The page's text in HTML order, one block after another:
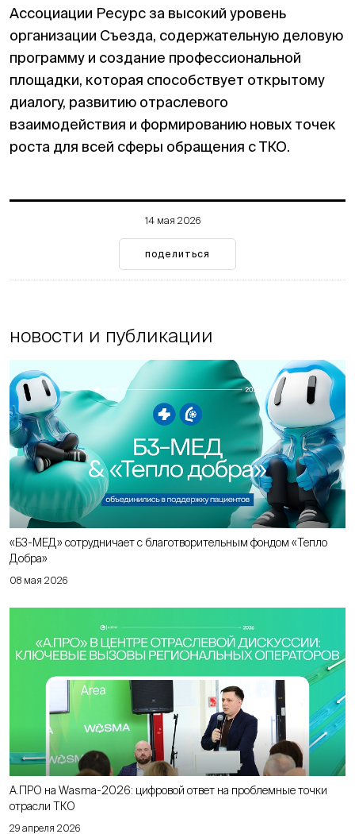
Ассоциации Ресурс за высокий уровень
организации Съезда, содержательную деловую
программу и создание профессиональной
площадки, которая способствует открытому
диалогу, развитию отраслевого
взаимодействия и формированию новых точек
роста для всей сферы обращения с ТКО.
14 мая 2026
поделиться
новости и публикации
08 мая 2026
«Б3-МЕД» сотрудничает с благотворительным фондом «Тепло
Добра»
29 апреля 2026
А.ПРО на Wasma-2026: цифровой ответ на проблемные точки
отрасли ТКО